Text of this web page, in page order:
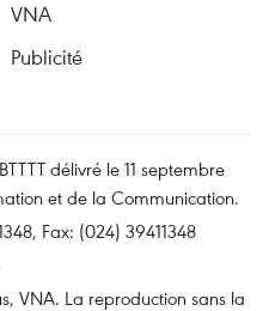
VNA
Publicité
délivré le 11 septembre
et de la Communication.
Fax: (024) 39411348
VNA. La reproduction sans la